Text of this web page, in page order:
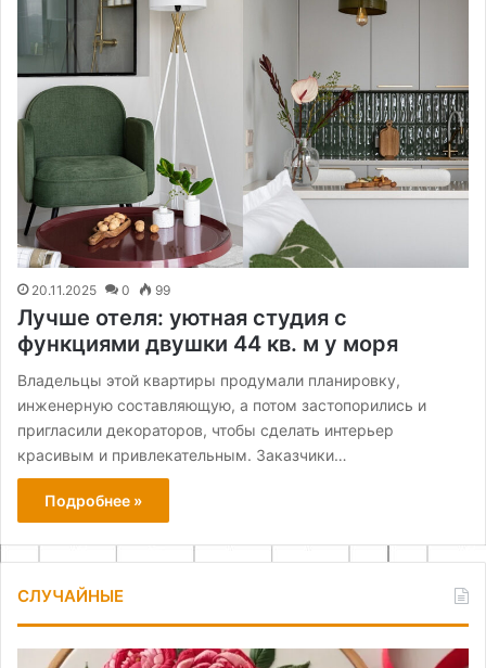
20.11.2025 0 99
Лучше отеля: уютная студия с
функциями двушки 44 кв. м у моря
Владельцы этой квартиры продумали планировку,
инженерную составляющую, а потом застопорились и
пригласили декораторов, чтобы сделать интерьер
красивым и привлекательным. Заказчики…
Подробнее »
СЛУЧАЙНЫЕ
Подготовка